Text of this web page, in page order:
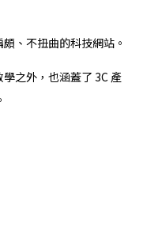
、不扭曲的科技網站。
之外，也涵蓋了 3C 產